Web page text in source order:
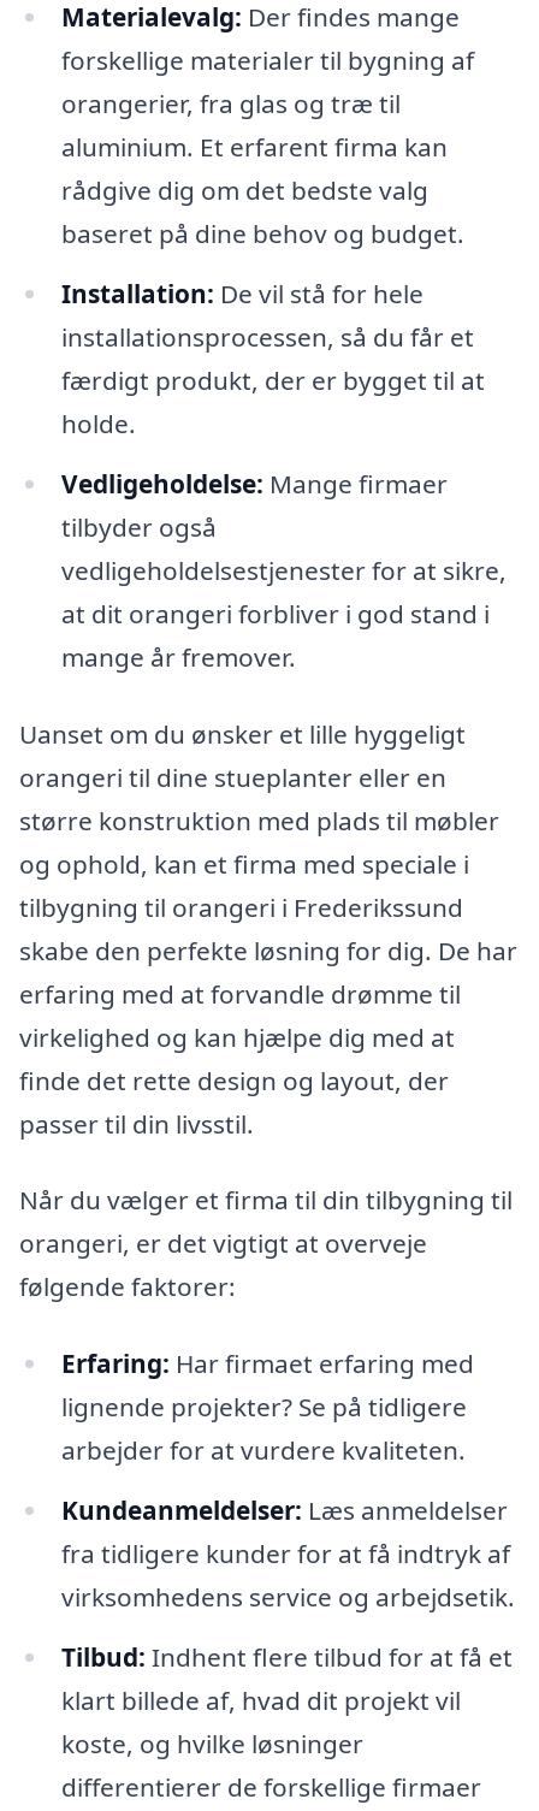
Materialevalg: Der findes mange
forskellige materialer til bygning af
orangerier, fra glas og træ til
aluminium. Et erfarent firma kan
rådgive dig om det bedste valg
baseret på dine behov og budget.
Installation: De vil stå for hele
installationsprocessen, så du får et
færdigt produkt, der er bygget til at
holde.
Vedligeholdelse: Mange firmaer
tilbyder også
vedligeholdelsestjenester for at sikre,
at dit orangeri forbliver i god stand i
mange år fremover.
Uanset om du ønsker et lille hyggeligt
orangeri til dine stueplanter eller en
større konstruktion med plads til møbler
og ophold, kan et firma med speciale i
tilbygning til orangeri i Frederikssund
skabe den perfekte løsning for dig. De har
erfaring med at forvandle drømme til
virkelighed og kan hjælpe dig med at
finde det rette design og layout, der
passer til din livsstil.
Når du vælger et firma til din tilbygning til
orangeri, er det vigtigt at overveje
følgende faktorer:
Erfaring: Har firmaet erfaring med
lignende projekter? Se på tidligere
arbejder for at vurdere kvaliteten.
Kundeanmeldelser: Læs anmeldelser
fra tidligere kunder for at få indtryk af
virksomhedens service og arbejdsetik.
Tilbud: Indhent flere tilbud for at få et
klart billede af, hvad dit projekt vil
koste, og hvilke løsninger
differentierer de forskellige firmaer